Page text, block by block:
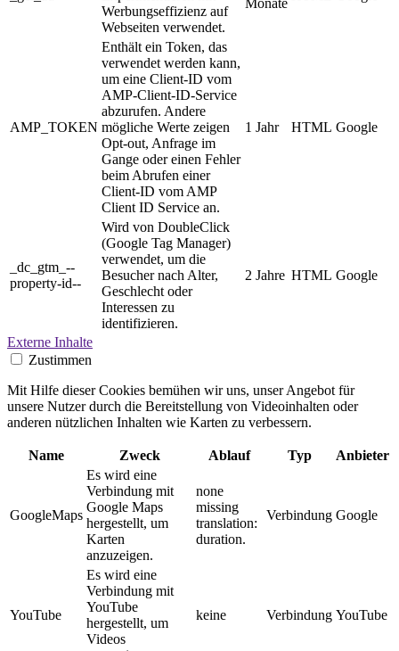
Werbungseffizienz auf
Webseiten verwendet.
Monate
AMP_TOKEN
Enthält ein Token, das
verwendet werden kann,
um eine Client-ID vom
AMP-Client-ID-Service
abzurufen. Andere
mögliche Werte zeigen
Opt-out, Anfrage im
Gange oder einen Fehler
beim Abrufen einer
Client-ID vom AMP
Client ID Service an.
1 Jahr HTML Google
_dc_gtm_--
property-id--
Wird von DoubleClick
(Google Tag Manager)
verwendet, um die
Besucher nach Alter,
Geschlecht oder
Interessen zu
identifizieren.
2 Jahre HTML Google
Externe Inhalte
Zustimmen
Mit Hilfe dieser Cookies bemühen wir uns, unser Angebot für
unsere Nutzer durch die Bereitstellung von Videoinhalten oder
anderen nützlichen Inhalten wie Karten zu verbessern.
Name Zweck Ablauf Typ Anbieter
GoogleMaps
Es wird eine
Verbindung mit
Google Maps
hergestellt, um
Karten
anzuzeigen.
none
missing
translation:
duration.
Verbindung Google
YouTube
Es wird eine
Verbindung mit
YouTube
hergestellt, um
Videos
keine Verbindung YouTube